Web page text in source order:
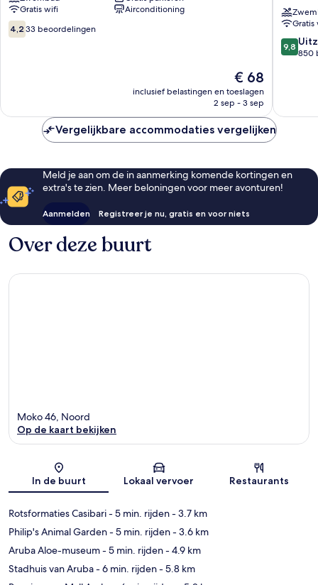
Aruba
Ponton
Gratis wifi
Airconditioning
4.2
van
4,2 33 beoordelingen
De
prijs
is
€ 68
inclusief belastingen en toeslagen
2 sep - 3 sep
Pools
&
Chic
Gratis
9.8
van
9,8
850
Vergelijkbare accommodaties vergelijken
Meld je aan om de in aanmerking komende kortingen en
extra's te zien. Meer beloningen voor meer avonturen!
Aanmelden Registreer je nu, gratis en voor niets
Over deze buurt
Kaart
Moko 46, Noord
Op de kaart bekijken
In de buurt Lokaal vervoer Restaurants
Rotsformaties Casibari- 5 min. rijden- 3.7 km
Philip's Animal Garden- 5 min. rijden- 3.6 km
Aruba Aloe-museum- 5 min. rijden- 4.9 km
Stadhuis van Aruba- 6 min. rijden- 5.8 km